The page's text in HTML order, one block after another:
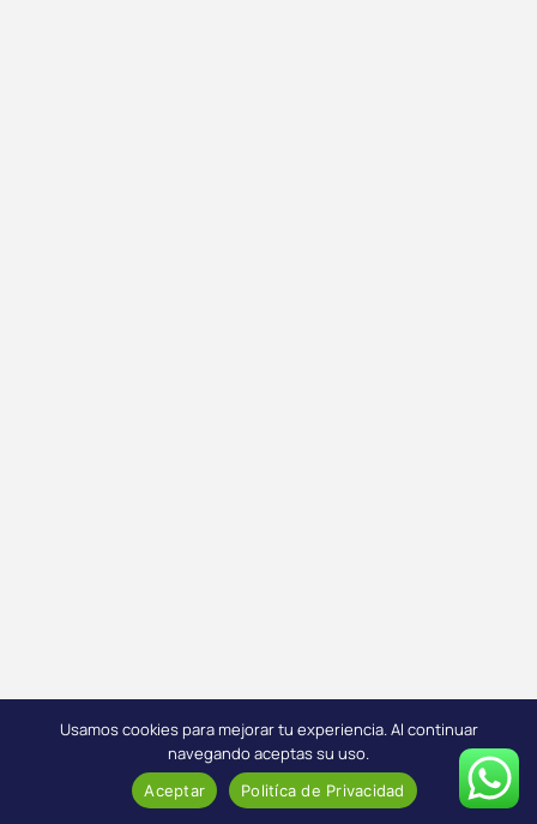
Usamos cookies para mejorar tu experiencia. Al continuar
navegando aceptas su uso.
Aceptar Politíca de Privacidad